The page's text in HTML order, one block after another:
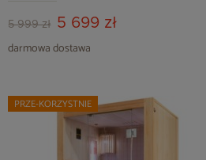
5 999 zł 5 699 zł
darmowa dostawa
PRZE-KORZYSTNIE